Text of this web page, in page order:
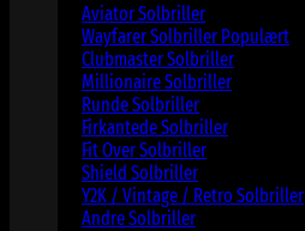
Aviator Solbriller
Wayfarer Solbriller
Clubmaster Solbriller
Millionaire Solbriller
Runde Solbriller
Firkantede Solbriller
Fit Over Solbriller
Shield Solbriller
Y2K / Vintage / Retro Solbriller
Andre Solbriller